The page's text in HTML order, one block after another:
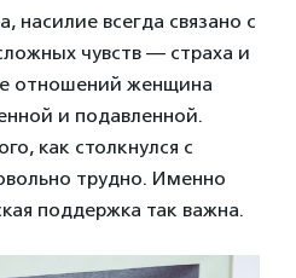
насилие всегда связано с
чувств — страха и
отношений женщина
и подавленной.
как столкнулся с
трудно. Именно
поддержка так важна.